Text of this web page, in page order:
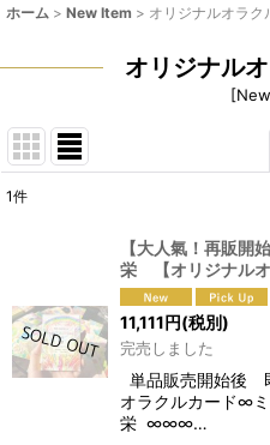
ホーム > New Item > オリジナルオラク
オリジナル
[
1件
【大人氣！再販開
栄 【オリジナルオ
11,111円(税別)
完売しました
単品販売開始後
オラクルカード∞
栄 ∞∞∞…